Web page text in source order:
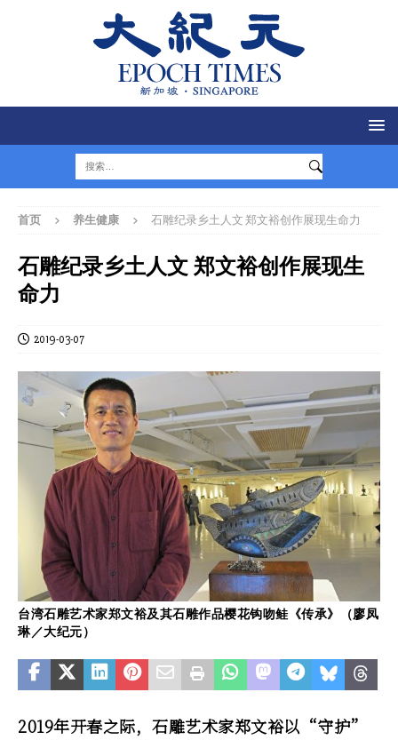
首页 养生健康 石雕纪录乡土人文 郑文裕创作展现生命力
石雕纪录乡土人文 郑文裕创作展现生
命力
2019-03-07
台湾石雕艺术家郑文裕及其石雕作品樱花钩吻鲑《传承》（廖凤
琳／大纪元）
2019年开春之际，石雕艺术家郑文裕以“守护”